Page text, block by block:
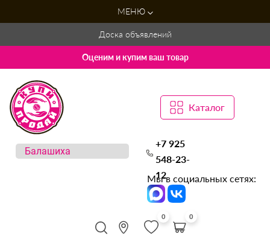
МЕНЮ
Доска объявлений
Оценим и купим ваш товар
Каталог
+7 925
548-23-
12
Мы в социальных сетях:
0 0